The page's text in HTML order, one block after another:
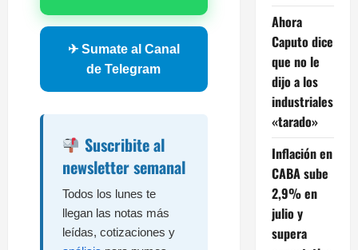
✈ Sumate al Canal
de Telegram
Suscribite al
newsletter semanal
Todos los lunes te
llegan las notas más
leídas, cotizaciones y
Ahora
Caputo dice
que no le
dijo a los
industriales
«tarado»
Inflación en
CABA sube
2,9% en
julio y
supera